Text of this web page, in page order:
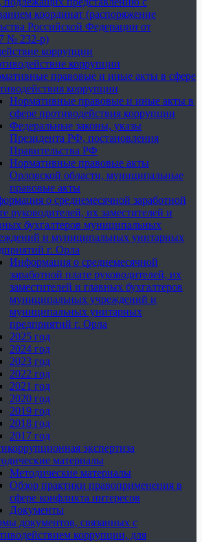
координат (распоряжение
Российской Федерации от
№ 232-р)
коррупции
коррупции
правовые и иные акты в сфере
коррупции
Нормативные правовые и иные акты в
сфере противодействия коррупции
Федеральные законы, указы
Президента РФ, постановления
Правительства РФ
Нормативные правовые акты
Орловской области, муниципальные
правовые акты
о среднемесячной заработной
руководителей, их заместителей и
бухгалтеров муниципальных
и муниципальных унитарных
г. Орла
Информация о среднемесячной
заработной плате руководителей, их
заместителей и главных бухгалтеров
муниципальных учреждений и
муниципальных унитарных
предприятий г. Орла
2025 год
2024 год
2023 год
2022 год
2021 год
2020 год
2019 год
2018 год
2017 год
экспертиза
материалы
Методические материалы
Обзор практики правоприменения в
сфере конфликта интересов
Документы
документов, связанных с
коррупции, для